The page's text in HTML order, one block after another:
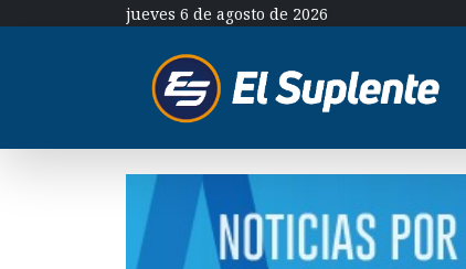
jueves 6 de agosto de 2026